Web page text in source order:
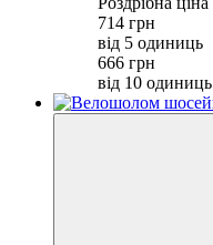
714 грн
від 5 одиниць
666 грн
від 10 одиниць